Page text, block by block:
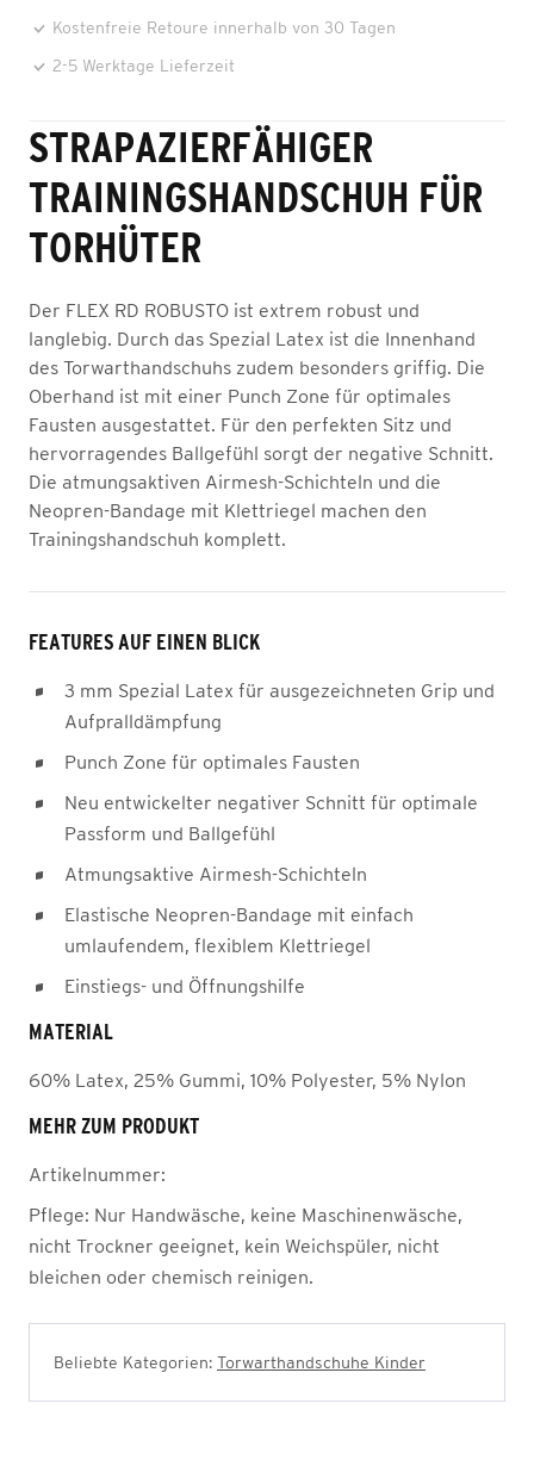
Kostenfreie Retoure innerhalb von 30 Tagen
2-5 Werktage Lieferzeit
STRAPAZIERFÄHIGER
TRAININGSHANDSCHUH FÜR
TORHÜTER
Der FLEX RD ROBUSTO ist extrem robust und
langlebig. Durch das Spezial Latex ist die Innenhand
des Torwarthandschuhs zudem besonders griffig. Die
Oberhand ist mit einer Punch Zone für optimales
Fausten ausgestattet. Für den perfekten Sitz und
hervorragendes Ballgefühl sorgt der negative Schnitt.
Die atmungsaktiven Airmesh-Schichteln und die
Neopren-Bandage mit Klettriegel machen den
Trainingshandschuh komplett.
FEATURES AUF EINEN BLICK
3 mm Spezial Latex für ausgezeichneten Grip und
Aufpralldämpfung
Punch Zone für optimales Fausten
Neu entwickelter negativer Schnitt für optimale
Passform und Ballgefühl
Atmungsaktive Airmesh-Schichteln
Elastische Neopren-Bandage mit einfach
umlaufendem, flexiblem Klettriegel
Einstiegs- und Öffnungshilfe
MATERIAL
60% Latex, 25% Gummi, 10% Polyester, 5% Nylon
MEHR ZUM PRODUKT
Artikelnummer:
Pflege: Nur Handwäsche, keine Maschinenwäsche,
nicht Trockner geeignet, kein Weichspüler, nicht
bleichen oder chemisch reinigen.
Beliebte Kategorien: Torwarthandschuhe Kinder